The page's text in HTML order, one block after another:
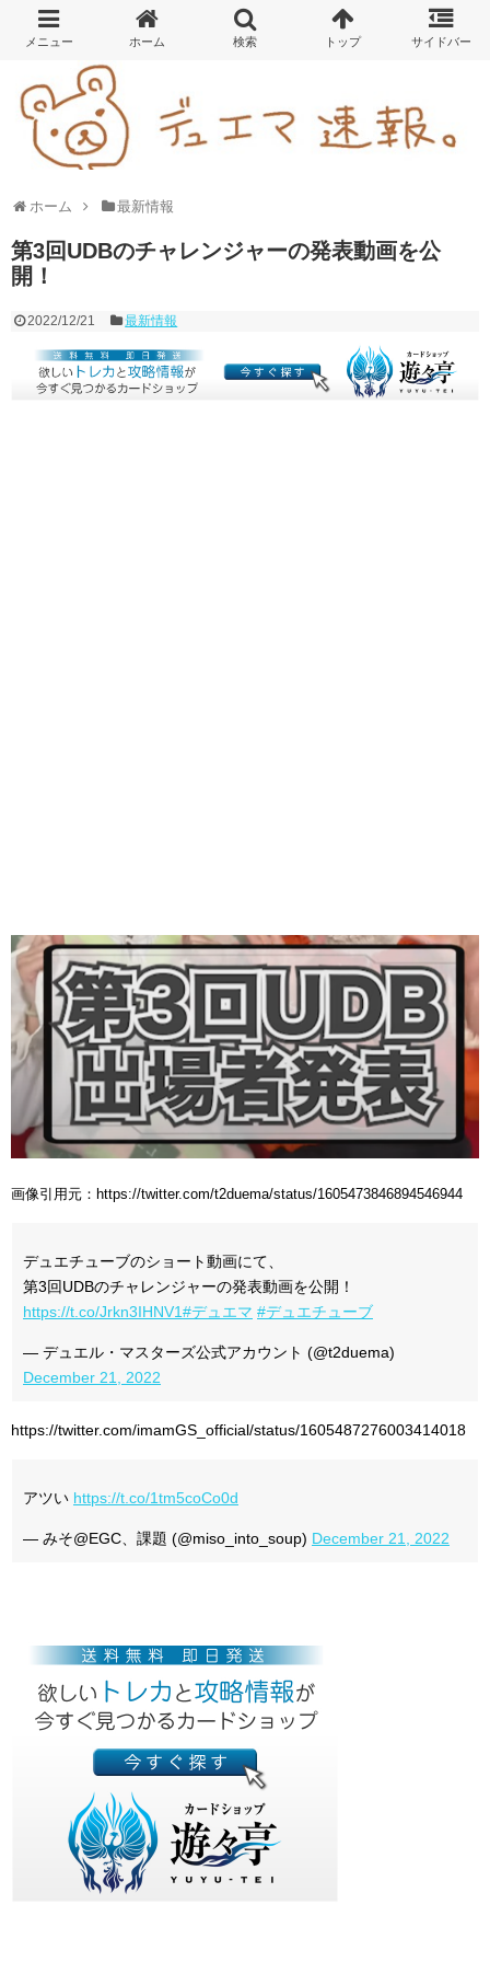
ホーム 最新情報
第3回UDBのチャレンジャーの発表動画を公
開！
2022/12/21 最新情報
画像引用元：https://twitter.com/t2duema/status/1605473846894546944
デュエチューブのショート動画にて、
第3回UDBのチャレンジャーの発表動画を公開！
https://t.co/Jrkn3IHNV1#デュエマ #デュエチューブ
— デュエル・マスターズ公式アカウント (@t2duema)
December 21, 2022
https://twitter.com/imamGS_official/status/1605487276003414018
アツい https://t.co/1tm5coCo0d
— みそ@EGC、課題 (@miso_into_soup) December 21, 2022